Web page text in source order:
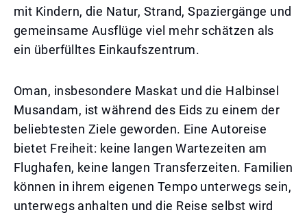
mit Kindern, die Natur, Strand, Spaziergänge und
gemeinsame Ausflüge viel mehr schätzen als
ein überfülltes Einkaufszentrum.
Oman, insbesondere Maskat und die Halbinsel
Musandam, ist während des Eids zu einem der
beliebtesten Ziele geworden. Eine Autoreise
bietet Freiheit: keine langen Wartezeiten am
Flughafen, keine langen Transferzeiten. Familien
können in ihrem eigenen Tempo unterwegs sein,
unterwegs anhalten und die Reise selbst wird